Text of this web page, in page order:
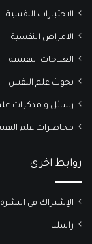
الاختبارات النفسية
الامراض النفسية
العلاجات النفسية
بحوث علم النفس
رسائل و مذكرات
محاضرات علم
روابط اخرى
الإشتراك في النشرة
راسلنا